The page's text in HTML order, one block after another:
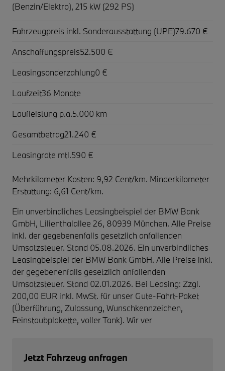
(Benzin/Elektro), 215 kW (292 PS)
Fahrzeugpreis inkl. Sonderausstattung (UPE)79.670 €
Anschaffungspreis52.500 €
Leasingsonderzahlung0 €
Laufzeit36 Monate
Laufleistung p.a.5.000 km
Gesamtbetrag21.240 €
Leasingrate mtl.590 €
Mehrkilometer Kosten: 9,92 Cent/km. Minderkilometer
Erstattung: 6,61 Cent/km.
Ein unverbindliches Leasingbeispiel der BMW Bank
GmbH, Lilienthalallee 26, 80939 München. Alle Preise
inkl. der gegebenenfalls gesetzlich anfallenden
Umsatzsteuer. Stand 05.08.2026. Ein unverbindliches
Leasingbeispiel der BMW Bank GmbH. Alle Preise inkl.
der gegebenenfalls gesetzlich anfallenden
Umsatzsteuer. Stand 02.01.2026. Bei Leasing: Zzgl.
200,00 EUR inkl. MwSt. für unser Gute-Fahrt-Paket
(Überführung, Zulassung, Wunschkennzeichen,
Feinstaubplakette, voller Tank). Wir ver
Jetzt Fahrzeug anfragen